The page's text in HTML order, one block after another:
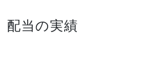
配当の実績